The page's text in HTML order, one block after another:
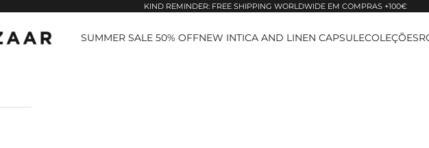
KIND REMINDER: FREE SHIPPING WORLDWIDE EM COMPRAS +100€
SUMMER SALE 50% OFFNEW INTICA AND LINEN CAPSULECOLEÇÕES